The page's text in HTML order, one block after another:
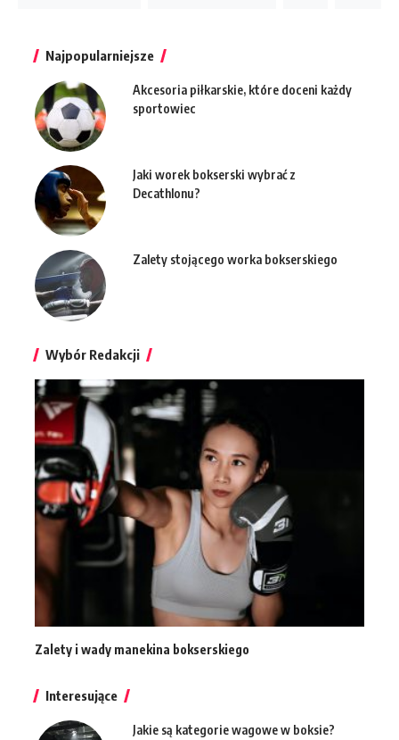
Najpopularniejsze
Akcesoria piłkarskie, które doceni każdy
sportowiec
Jaki worek bokserski wybrać z
Decathlonu?
Zalety stojącego worka bokserskiego
Wybór Redakcji
Zalety i wady manekina bokserskiego
Interesujące
Jakie są kategorie wagowe w boksie?